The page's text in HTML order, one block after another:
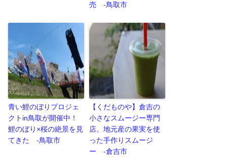
売 -鳥取市
青い鯉のぼりプロジェ
クトin鳥取が開催中！
鯉のぼり×桜の絶景を見
てきた -鳥取市
【くだものや】倉吉の
小さなスムージー専門
店。地元産の果実を使
った手作りスムージ
ー -倉吉市